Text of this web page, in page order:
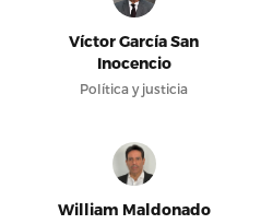
Víctor García San
Inocencio
Política y justicia
William Maldonado